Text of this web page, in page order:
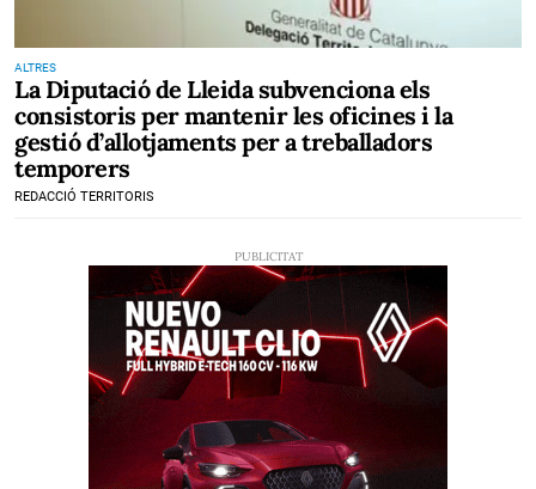
ALTRES
La Diputació de Lleida subvenciona els
consistoris per mantenir les oficines i la
gestió d’allotjaments per a treballadors
temporers
REDACCIÓ TERRITORIS